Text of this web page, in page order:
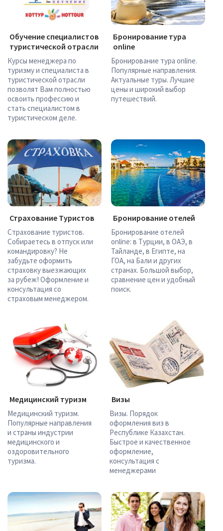
Обучение специалистов
туристической отрасли
Курсы менеджера по
туризму и специалиста в
туристической отрасли
позволят Вам полностью
освоить профессию и
стать специалистом в
туристическом деле.
Бронирование тура
online
Бронирование тура online.
Популярные направления.
Актуальные туры. Лучшие
цены и широкий выбор
путешествий.
Страхование Туристов
Страхование туристов.
Собираетесь в отпуск или
командировку? Не
забудьте оформить
страховку выезжающих
за рубеж! Оформление и
консультация со
страховым менеджером.
Бронирование отелей
Бронирование отелей
online: в Турции, в ОАЭ, в
Тайланде, в Египте, на
ГОА, на Бали и других
странах. Большой выбор,
сравнение цен и удобный
поиск.
Медицинский туризм
Медицинский туризм.
Популярные направления
и страны индустрии
медицинского и
оздоровительного
туризма.
Визы
Визы. Порядок
оформления виз в
Республике Казахстан.
Быстрое и качественное
оформление,
консультация с
менеджерами